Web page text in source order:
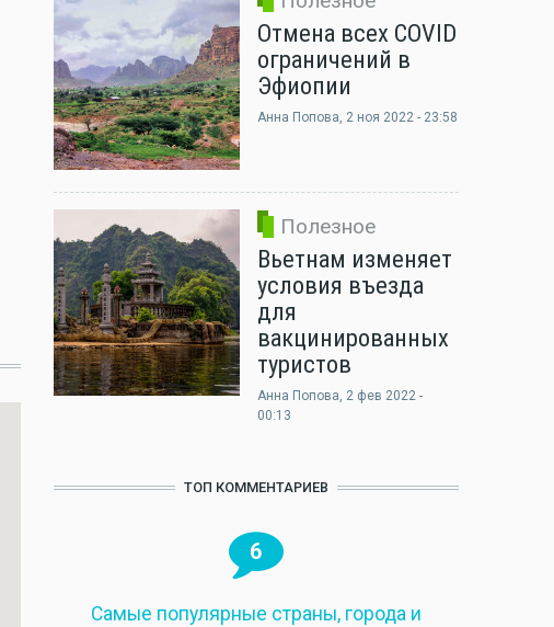
Отмена всех COVID
ограничений в
Эфиопии
Анна Попова, 2 ноя 2022 - 23:58
Полезное
Вьетнам изменяет
условия въезда
для
вакцинированных
туристов
Анна Попова, 2 фев 2022 -
00:13
ТОП КОММЕНТАРИЕВ
6
Самые популярные страны, города и